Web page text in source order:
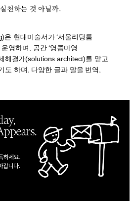
천하는 것 아닐까.
은 현대미술서가 ‘서울리딩룸
영하며, 공간 ‘영콤마영
해결가(solutions architect)를 맡고
도 하며, 다양한 글과 말을 번역,